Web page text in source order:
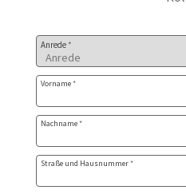
Bewerbungsformular
Anrede *
Vorname *
Nachname *
Straße und Hausnummer *